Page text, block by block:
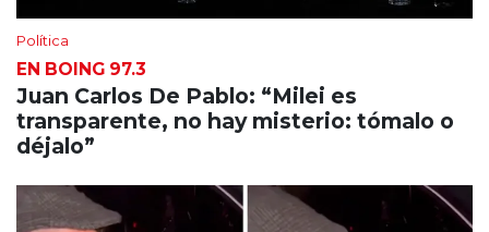
Política
EN BOING 97.3
Juan Carlos De Pablo: “Milei es
transparente, no hay misterio: tómalo o
déjalo”